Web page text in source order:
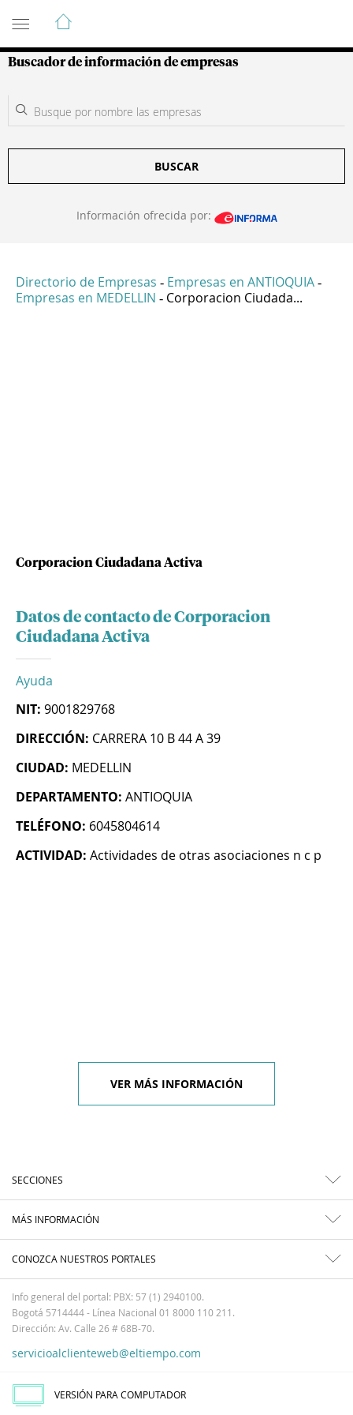
Guía de Empresas Colombianas
Buscador de información de empresas
BUSCAR
Información ofrecida por:
Directorio de Empresas - Empresas en ANTIOQUIA -
Empresas en MEDELLIN - Corporacion Ciudada...
Corporacion Ciudadana Activa
Datos de contacto de Corporacion
Ciudadana Activa
Ayuda
NIT: 9001829768
DIRECCIÓN: CARRERA 10 B 44 A 39
CIUDAD: MEDELLIN
DEPARTAMENTO: ANTIOQUIA
TELÉFONO: 6045804614
ACTIVIDAD: Actividades de otras asociaciones n c p
VER MÁS INFORMACIÓN
SECCIONES
MÁS INFORMACIÓN
CONOZCA NUESTROS PORTALES
Info general del portal: PBX: 57 (1) 2940100.
Bogotá 5714444 - Línea Nacional 01 8000 110 211.
Dirección: Av. Calle 26 # 68B-70.
servicioalclienteweb@eltiempo.com
VERSIÓN PARA COMPUTADOR